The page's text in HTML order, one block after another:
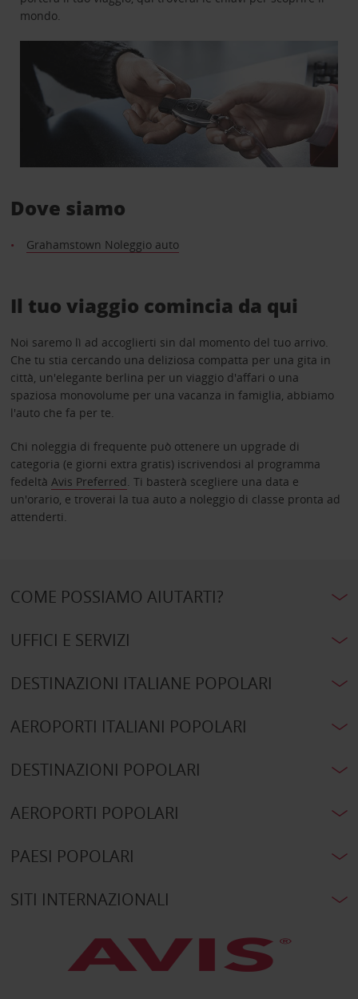
mondo.
Dove siamo
Grahamstown Noleggio auto
Il tuo viaggio comincia da qui
Noi saremo lì ad accoglierti sin dal momento del tuo arrivo.
Che tu stia cercando una deliziosa compatta per una gita in
città, un'elegante berlina per un viaggio d'affari o una
spaziosa monovolume per una vacanza in famiglia, abbiamo
l'auto che fa per te.
Chi noleggia di frequente può ottenere un upgrade di
categoria (e giorni extra gratis) iscrivendosi al programma
fedeltà Avis Preferred. Ti basterà scegliere una data e
un'orario, e troverai la tua auto a noleggio di classe pronta ad
attenderti.
COME POSSIAMO AIUTARTI?
UFFICI E SERVIZI
DESTINAZIONI ITALIANE POPOLARI
AEROPORTI ITALIANI POPOLARI
DESTINAZIONI POPOLARI
AEROPORTI POPOLARI
PAESI POPOLARI
SITI INTERNAZIONALI